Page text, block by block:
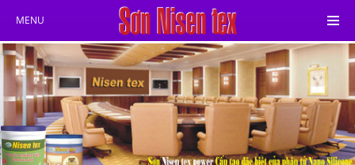
MENU